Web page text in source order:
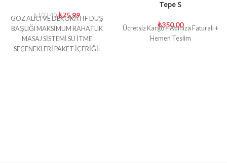
₺102,40 ₺75,99
GÖZ ALICI VE DEKORATİF DUŞ
BAŞLIĞI MAKSİMUM RAHATLIK
MASAJ SİSTEMİ SU İTME
SEÇENEKLERİ PAKET İÇERİĞİ:
Tepe S
₺350,00
Ücretsiz Kargo + Adınıza Faturalı +
Hemen Teslim